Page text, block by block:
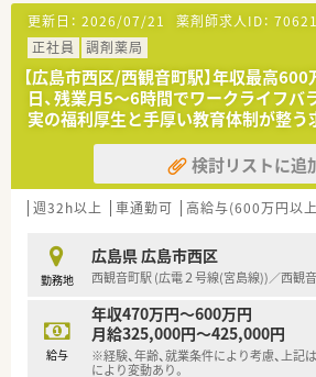
■近隣にある有名な皮膚科医院の処方
130枚ほどを応需しています。
■皮膚科に特化した専門性の高い知識を
して学べる環境が大きな魅力です。
【募集背景と求める人物像について】
■今後の更なるサービス向上と体制強化
なる正社員の増員募集を行います。
■調剤経験があり、周囲のスタッフと
ニケーションが取れる方を求めます。
■ワークライフバランスを重視しながら
【法人特徴について】
■福岡県に本社を置き全国43都道府県
で、強固な経営基盤を誇っています。
■医療機関へのコンサルティング事業
密接な連携体制が構築されています。
■患者様からの健康相談に積極的に応
更新日： 2026/07/21 薬剤師求人ID：
正社員
調剤薬局
【広島市西区/西観音町駅】年収最高
日、残業月5～6時間でワークライフバ
実の福利厚生と手厚い教育体制が整う
検討リストに追
週32h以上 車通勤可 高給与(600万円以
勤務地
広島県 広島市西区
西観音町駅 (広電２号線(宮島線))／西観
給与
年収470万円～600万円
月給325,000円～425,000円
※経験、年齢、就業条件により考慮、上記
により変動あり。